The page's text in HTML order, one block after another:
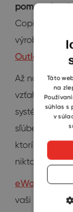
pomocníka.O
Copilot
výrobnej
Outlooku:
Až
vzťahy a celá
systéme.
sľúbené a
ktorí klienti
nikto neozval.
eWay-CRM
vaši ľudia
Táto
na
súhlas s
v